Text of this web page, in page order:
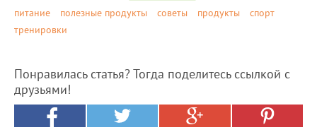
питание
полезные продукты советы продукты
спорт
тренировки
Понравилась статья? Тогда поделитесь ссылкой с
друзьями!